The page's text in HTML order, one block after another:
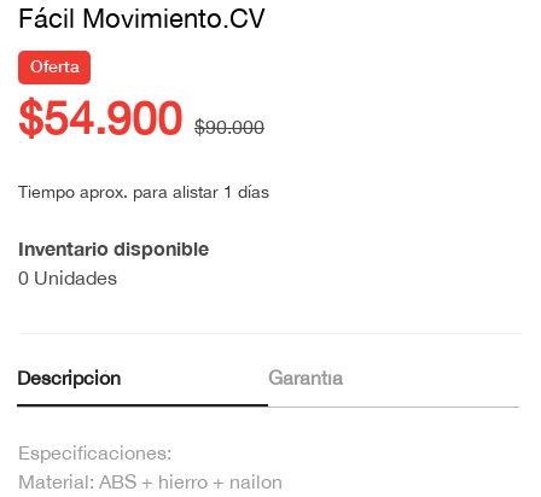
Fácil Movimiento.CV
Oferta
$54.900 $90.000
Tiempo aprox. para alistar 1 días
Inventario disponible
0 Unidades
Descripción Garantía
Especificaciones:
Material: ABS + hierro + nailon